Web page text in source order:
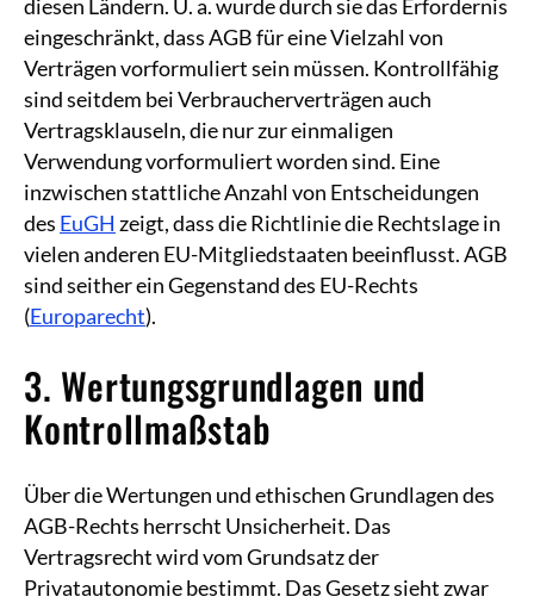
diesen Ländern. U. a. wurde durch sie das Erfordernis
eingeschränkt, dass AGB für eine Vielzahl von
Verträgen vorformuliert sein müssen. Kontrollfähig
sind seitdem bei Verbraucherverträgen auch
Vertragsklauseln, die nur zur einmaligen
Verwendung vorformuliert worden sind. Eine
inzwischen stattliche Anzahl von Entscheidungen
des EuGH zeigt, dass die Richtlinie die Rechtslage in
vielen anderen EU-Mitgliedstaaten beeinflusst. AGB
sind seither ein Gegenstand des EU-Rechts
(Europarecht).
3. Wertungsgrundlagen und
Kontrollmaßstab
Über die Wertungen und ethischen Grundlagen des
AGB-Rechts herrscht Unsicherheit. Das
Vertragsrecht wird vom Grundsatz der
Privatautonomie bestimmt. Das Gesetz sieht zwar